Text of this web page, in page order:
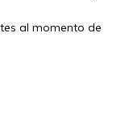
al momento de